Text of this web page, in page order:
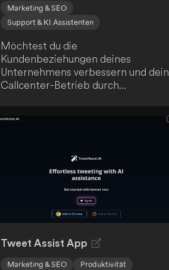
Marketing & SEO
Support & KI Assistenten
Möchtest du die
Kundenbeziehungen deines
Unternehmens verbessern und dein
Callcenter-Betrieb durch
leistungsstarke Werkzeug, das du
nutzen, um deinen Kunden rund um
die Uhr einen intelligenten und
automatisierten Kundenservice zu
bieten. Eine effektive Lösung für
eine kontinuierliche und
Tweet Assist App
Marketing & SEO Produktivität